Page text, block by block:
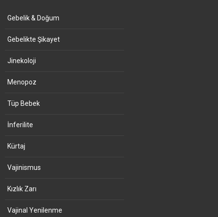
Gebelik & Doğum
Gebelikte Şikayet
Jinekoloji
Menopoz
Tüp Bebek
İnferilite
Kürtaj
Vajinismus
Kızlık Zarı
Vajinal Yenilenme